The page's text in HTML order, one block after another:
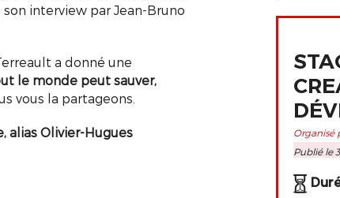
interview par Jean-Bruno
a donné une
le monde peut sauver,
vous la partageons.
alias Olivier-Hugues
ET
DE
Organisé
Publié le